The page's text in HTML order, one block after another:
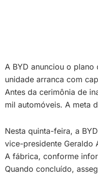
A BYD anunciou o
unidade arranca com
Antes da cerimônia de
mil automóveis. A meta
Nesta quinta-feira, a
vice-presidente Geraldo
A fábrica, conforme
Quando concluído,